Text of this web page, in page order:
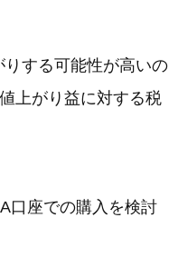
する可能性が高いの
上がり益に対する税
口座での購入を検討